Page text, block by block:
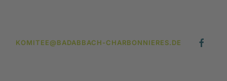
KOMITEE@BADABBACH-CHARBONNIERES.DE